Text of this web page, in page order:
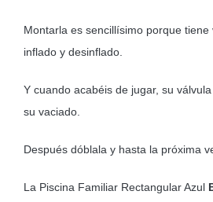
Montarla es sencillísimo porque
inflado y desinflado.
Y cuando acabéis de jugar, su
su vaciado.
Después dóblala y hasta la próxima
La Piscina Familiar Rectangular Azul